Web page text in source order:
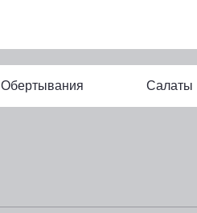
Обертывания Салаты